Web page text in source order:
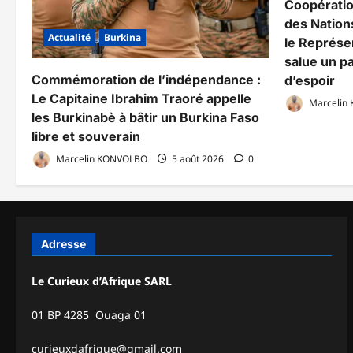
Actualité Burkina
Commémoration de l’indépendance :
Le Capitaine Ibrahim Traoré appelle
les Burkinabè à bâtir un Burkina Faso
libre et souverain
Marcelin KONVOLBO 5 août 2026 0
des
le
salue un
d’espoir
Marcelin
Adresse
Le Curieux d’Afrique SARL
01 BP 4285 Ouaga 01
curieuxdafrique@gmail.com